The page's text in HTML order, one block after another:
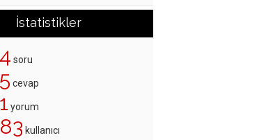
İstatistikler
soru
cevap
yorum
kullanıcı